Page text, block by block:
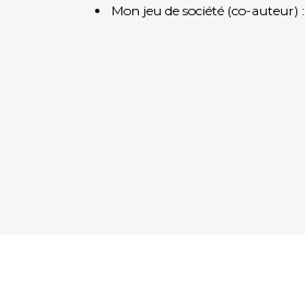
Mon jeu de société (co-auteur) :